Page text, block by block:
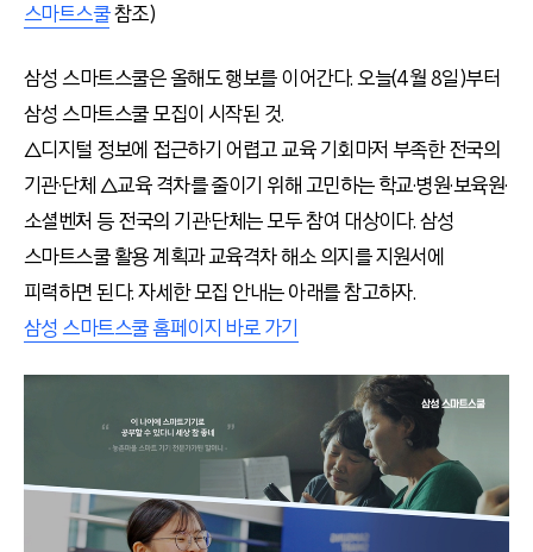
스마트스쿨참조)
삼성 스마트스쿨은 올해도 행보를 이어간다. 오늘(4월 8일)부터
삼성 스마트스쿨 모집이 시작된 것.
△디지털 정보에 접근하기 어렵고 교육 기회마저 부족한 전국의
기관·단체 △교육 격차를 줄이기 위해 고민하는 학교·병원·보육원·
소셜벤처 등 전국의 기관·단체는 모두 참여 대상이다. 삼성
스마트스쿨 활용 계획과 교육격차 해소 의지를 지원서에
피력하면 된다. 자세한 모집 안내는 아래를 참고하자.
삼성 스마트스쿨 홈페이지 바로 가기